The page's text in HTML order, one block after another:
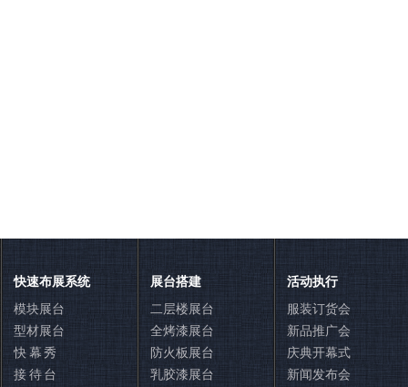
快速布展系统
模块展台
型材展台
快 幕 秀
接 待 台
展台搭建
二层楼展台
全烤漆展台
防火板展台
乳胶漆展台
活动执行
服装订货会
新品推广会
庆典开幕式
新闻发布会